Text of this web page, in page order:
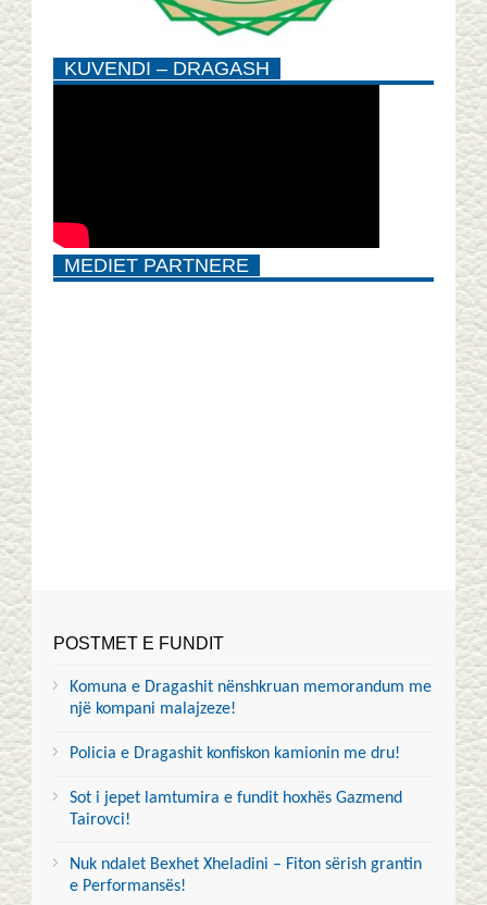
KUVENDI – DRAGASH
MEDIET PARTNERE
POSTMET E FUNDIT
Komuna e Dragashit nënshkruan memorandum me
një kompani malajzeze!
Policia e Dragashit konfiskon kamionin me dru!
Sot i jepet lamtumira e fundit hoxhës Gazmend
Tairovci!
Nuk ndalet Bexhet Xheladini – Fiton sërish grantin
e Performansës!